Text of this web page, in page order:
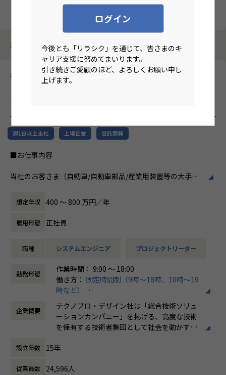
ログイン
今後とも「リラシク」を通じて、皆さまのキ
ャリア支援に努めてまいります。
引き続きご愛顧のほど、よろしくお願い申し
上げます。
3987件中 41件～50件
株式会社テクノプロ・デザイン
カー向け機械設計エンジニア募集
週1日以上出社 上場企業 受託開発
■お仕事内容
当社のお客さま（自動車/自動車部品/産業用装置等の大手メ
を用いた製品・装置等の機構・筐体設計、及び解析業務など
の開発業務に従事していただきます。
例えば、、、
・【医療機器】樹脂成形部品の設計開発業務
め
会社についての詳細
当社は、約8,500名のエンジニアの現場力と技術コンサルテ
ィングを融合し、課題解決から価値創造までを一貫して支援
する総合技術ソリューションカンパニーです。
ど幅広い業界において、多様なプロジェクトからエンジニア
す。
想定年収 400 〜 800 万円／年
雇用形態 正社員
職種 システムエンジニア プロジェクトリーダー
勤務形態
作業時間： 9:00 ～ 18:00
働き方： 固定時間制（9時～18時、10時～19
時など）
時間外労働の有無： 有（月平均20時間）
休憩時間： 60分
企業概要
テクノプロ・デザイン社は「総合技術ソリュ
ーションカンパニー」を掲げる、高度な技術
を保有する技術者集団として社会を動かすこ
に渡ります。いわゆる技術者派遣と呼ばれ
設立年数 15年
従業員数 24,596人